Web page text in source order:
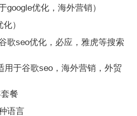
google优化，海外营销）
）
歌seo优化，必应，雅虎等搜索
用于谷歌seo，海外营销，外贸
餐
语言